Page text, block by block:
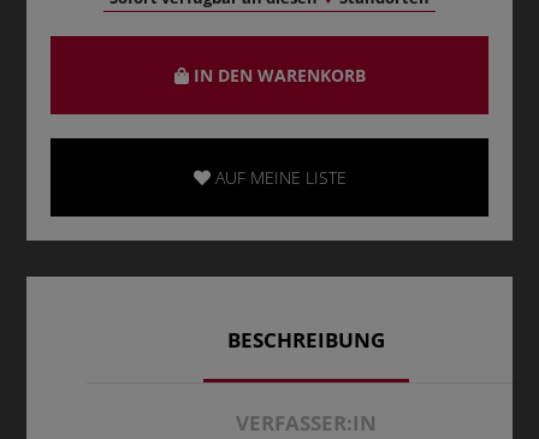
IN DEN WARENKORB
AUF MEINE LISTE
BESCHREIBUNG
VERFASSER:IN